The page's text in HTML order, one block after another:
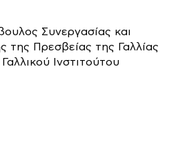
Συνεργασίας και
Πρεσβείας της Γαλλίας
Ινστιτούτου